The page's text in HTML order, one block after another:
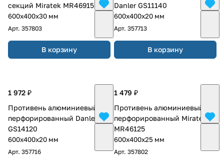
секций Miratek MR46915
600х400х30 мм
Арт. 357803
В корзину
Danler GS11140
600х400х20 мм
Арт. 357713
В корзину
1 972 ₽
Противень алюминиевый
перфорированный Danler
GS14120
600х400х20 мм
Арт. 357716
1 479 ₽
Противень алюминиевый
перфорированный Miratek
MR46125
600х400х25 мм
Арт. 357802